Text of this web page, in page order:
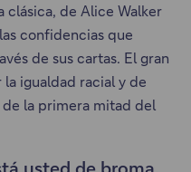
clásica, de Alice Walker
confidencias que
de sus cartas. El gran
igualdad racial y de
de la primera mitad del